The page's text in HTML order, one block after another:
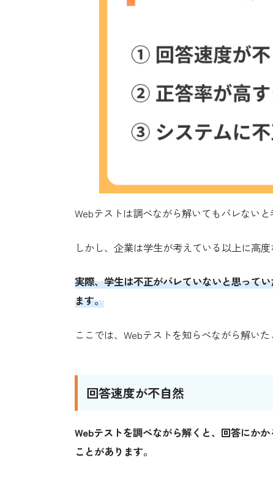
Webテストは調べながら解いてもバレない
しかし、企業は学生が考えている以上に高
実際、学生は不正がバレていないと思って
ます。
ここでは、Webテストを知らべながら解い
回答速度が不自然
Webテストを調べながら解くと、回答にか
ことがあります。